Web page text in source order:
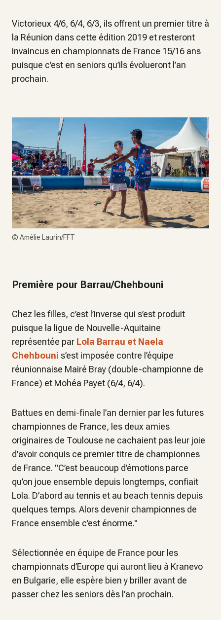
Victorieux 4/6, 6/4, 6/3, ils offrent un premier titre à
la Réunion dans cette édition 2019 et resteront
invaincus en championnats de France 15/16 ans
puisque c’est en seniors qu’ils évolueront l’an
prochain.
© Amélie Laurin/FFT
Première pour Barrau/Chehbouni
Chez les filles, c’est l’inverse qui s’est produit
puisque la ligue de Nouvelle-Aquitaine
représentée par Lola Barrau et Naela
Chehbouni s’est imposée contre l’équipe
réunionnaise Mairé Bray (double-championne de
France) et Mohéa Payet (6/4, 6/4).
Battues en demi-finale l’an dernier par les futures
championnes de France, les deux amies
originaires de Toulouse ne cachaient pas leur joie
d’avoir conquis ce premier titre de championnes
de France. "C’est beaucoup d’émotions parce
qu’on joue ensemble depuis longtemps, confiait
Lola. D’abord au tennis et au beach tennis depuis
quelques temps. Alors devenir championnes de
France ensemble c’est énorme."
Sélectionnée en équipe de France pour les
championnats d’Europe qui auront lieu à Kranevo
en Bulgarie, elle espère bien y briller avant de
passer chez les seniors dès l’an prochain.